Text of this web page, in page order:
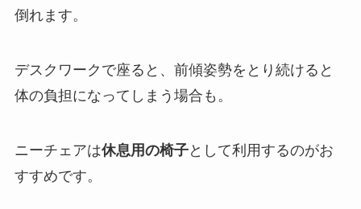
倒れます。
デスクワークで座ると、前傾姿勢をとり続けると
体の負担になってしまう場合も。
ニーチェアは休息用の椅子として利用するのがお
すすめです。